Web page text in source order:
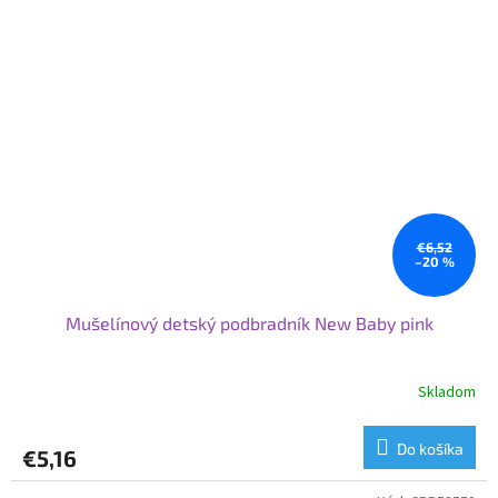
€6,52
–20 %
Mušelínový detský podbradník New Baby pink
Skladom
€5,16 Do košíka